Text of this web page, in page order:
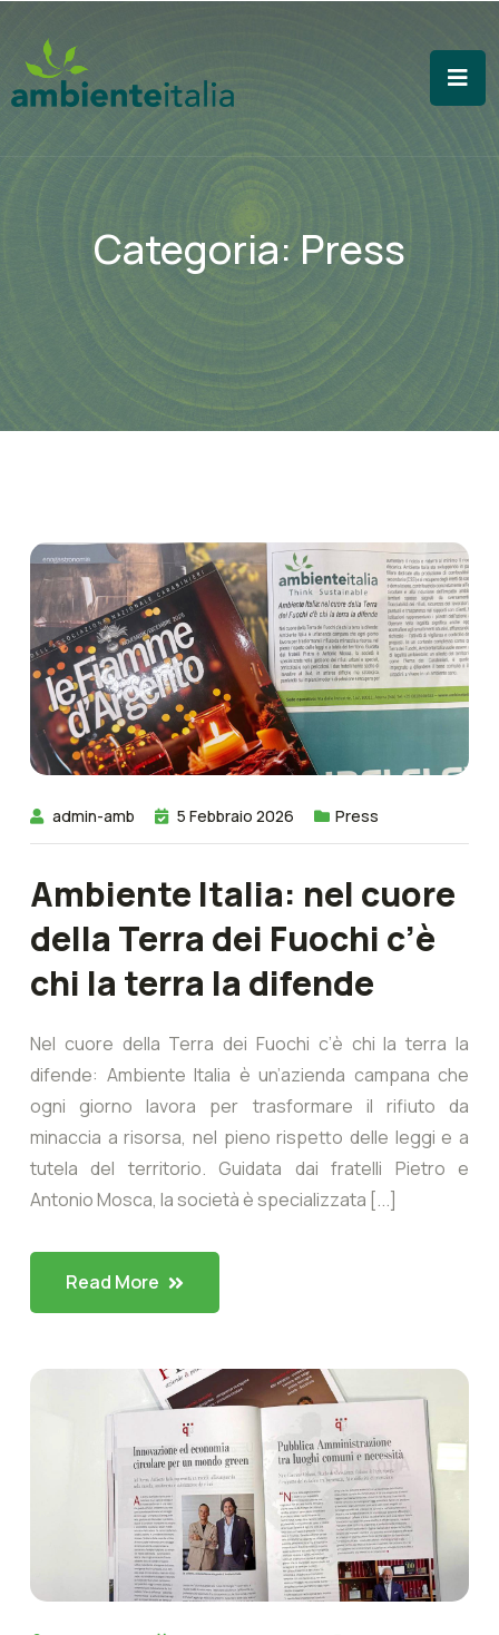
Categoria:Press
admin-amb 5 Febbraio 2026 Press
Ambiente Italia: nel cuore
della Terra dei Fuochi c’è
chi la terra la difende
Nel cuore della Terra dei Fuochi c’è chi la terra la
difende: Ambiente Italia è un’azienda campana che
ogni giorno lavora per trasformare il rifiuto da
minaccia a risorsa, nel pieno rispetto delle leggi e a
tutela del territorio. Guidata dai fratelli Pietro e
Antonio Mosca, la società è specializzata [...]
Read More